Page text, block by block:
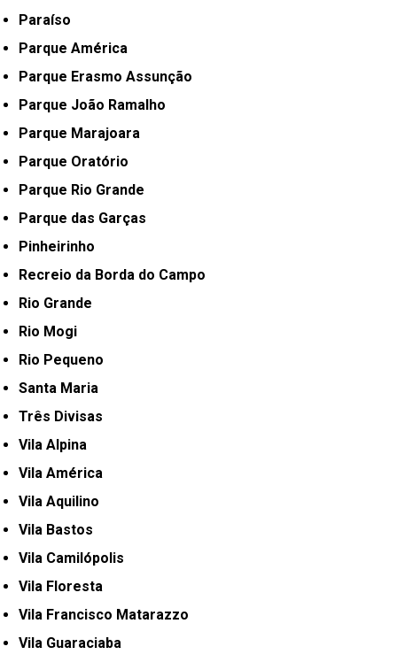
Paraíso
Parque América
Parque Erasmo Assunção
Parque João Ramalho
Parque Marajoara
Parque Oratório
Parque Rio Grande
Parque das Garças
Pinheirinho
Recreio da Borda do Campo
Rio Grande
Rio Mogi
Rio Pequeno
Santa Maria
Três Divisas
Vila Alpina
Vila América
Vila Aquilino
Vila Bastos
Vila Camilópolis
Vila Floresta
Vila Francisco Matarazzo
Vila Guaraciaba